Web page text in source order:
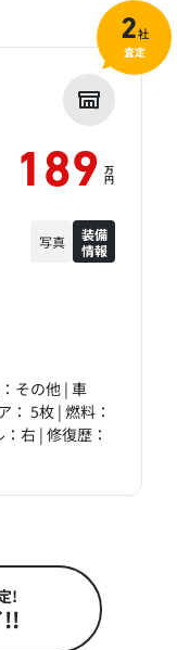
その他 | 車
： 5枚 | 燃料：
右 | 修復歴：
189 万
円
写真
装備
情報
2社
査定
!
!!